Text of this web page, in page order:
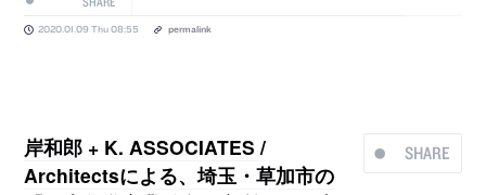
2020.01.09 Thu 08:55 permalink
SHARE
岸和郎 + K. ASSOCIATES /
Architectsによる、埼玉・草加市の